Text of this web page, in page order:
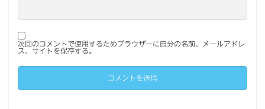
次回のコメントで使用するためブラウザーに自分の名前、メールアドレ
ス、サイトを保存する。